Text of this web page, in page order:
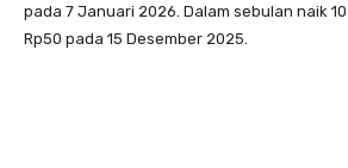
pada 7 Januari 2026. Dalam sebulan naik
Rp50 pada 15 Desember 2025.